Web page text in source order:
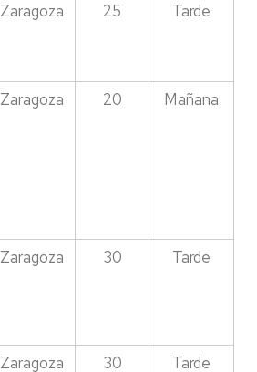
Zaragoza 25 Tarde
Zaragoza 20 Mañana
Zaragoza 30 Tarde
Zaragoza 30 Tarde